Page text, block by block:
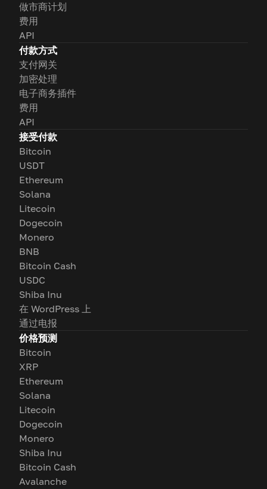
做市商计划
费用
API
付款方式
支付网关
加密处理
电子商务插件
费用
API
接受付款
Bitcoin
USDT
Ethereum
Solana
Litecoin
Dogecoin
Monero
BNB
Bitcoin Cash
USDC
Shiba Inu
在 WordPress 上
通过电报
价格预测
Bitcoin
XRP
Ethereum
Solana
Litecoin
Dogecoin
Monero
Shiba Inu
Bitcoin Cash
Avalanche